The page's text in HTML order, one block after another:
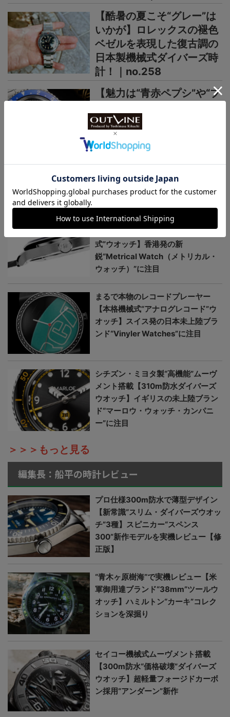
【酷暑の夏こそ“グレー”は
いかが】ロレックスの褪色
ベゼルを表現した復古調の
日本製機械式ダイバーズ時
計！｜no.258
【魅力は“青赤ペプシ”や“ブ
60年代ロレックスGMTマ
スターのレアなPCGも再
現！｜no.257
日本未上陸ブランド
まるで夜空、パープルの多層文字盤
が美しい【日本未上陸“本格機械
式”ウオッチ】香港発の新
鋭“Metrical Watch（メトリカル・
ウォッチ）”に注目
まるで本物のレコードプレーヤー
【本格機械式“アナログレコード”ウ
オッチ】スイス発の日本未上陸ブラ
ンド“Vinyler Watches”に注目
シチズン・ミヨタ製“高機能”ムーヴ
メント搭載【310m防水ダイバーズ
ウオッチ】イギリスの未上陸ブラン
ド“マーロウ・ウォッチ・カンパニ
ー”に注目
＞＞＞もっと見る
編集長：船平の時計レビュー
プロ仕様300m防水で薄型デザイン
【新常識“スリム・ダイバーズウオッ
チ”3種】スピニカー“スペンス
300”新作モデルを実機レビュー【修
正版】
“青木ヶ原樹海”で実機レビュー【米
軍御用達ブランド“38mm”ツールウ
オッチ】ハミルトン“カーキ”コレク
ションを深掘り
セイコー機械式ムーヴメント搭載
【300m防水“価格破壊”ダイバーズ
ウオッチ】超軽量フォージドカーボ
ン採用“アンダーン”新作